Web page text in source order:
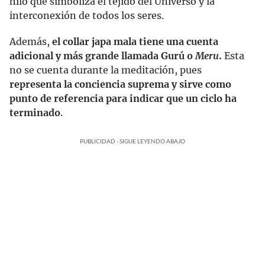
interconexión de todos los seres.
Además, el collar japa mala tiene una cuenta
adicional y más grande llamada Gurú o Meru. Esta
no se cuenta durante la meditación, pues
representa la conciencia suprema y sirve como
punto de referencia para indicar que un ciclo ha
terminado.
PUBLICIDAD - SIGUE LEYENDO ABAJO